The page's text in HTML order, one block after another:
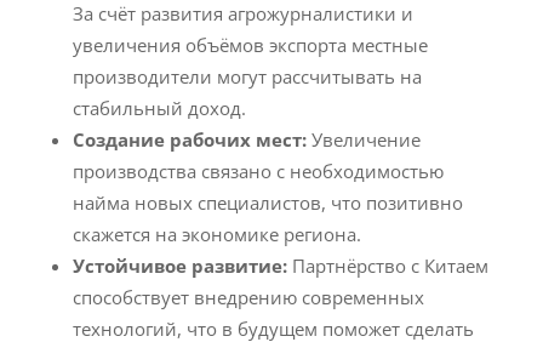
За счёт развития агрожурналистики и
увеличения объёмов экспорта местные
производители могут рассчитывать на
стабильный доход.
Создание рабочих мест:Увеличение
производства связано с необходимостью
найма новых специалистов, что позитивно
скажется на экономике региона.
Устойчивое развитие:Партнёрство с Китаем
способствует внедрению современных
технологий, что в будущем поможет сделать